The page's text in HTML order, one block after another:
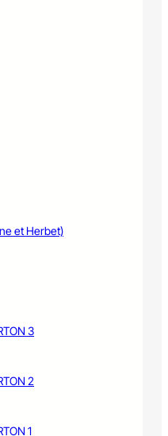
et Herbet)
3
2
1